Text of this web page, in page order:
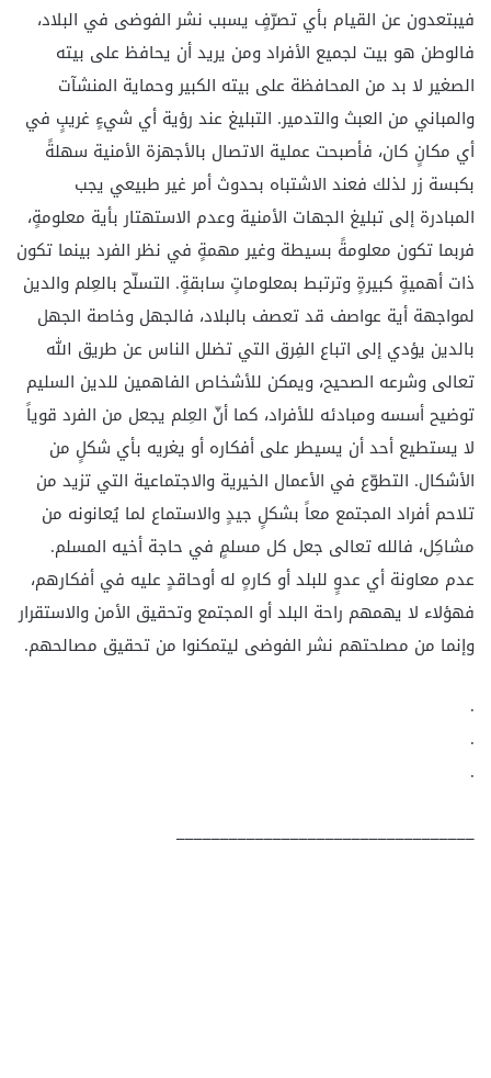
فيبتعدون عن القيام بأي تصرّفٍ يسبب نشر الفوضى في البلاد،
فالوطن هو بيت لجميع الأفراد ومن يريد أن يحافظ على بيته
الصغير لا بد من المحافظة على بيته الكبير وحماية المنشآت
والمباني من العبث والتدمير. التبليغ عند رؤية أي شيءٍ غريبٍ في
أي مكانٍ كان، فأصبحت عملية الاتصال بالأجهزة الأمنية سهلةً
بكبسة زر لذلك فعند الاشتباه بحدوث أمر غير طبيعي يجب
المبادرة إلى تبليغ الجهات الأمنية وعدم الاستهتار بأية معلومةٍ،
فربما تكون معلومةً بسيطة وغير مهمةٍ في نظر الفرد بينما تكون
ذات أهميةٍ كبيرةٍ وترتبط بمعلوماتٍ سابقةٍ. التسلّح بالعِلم والدين
لمواجهة أية عواصف قد تعصف بالبلاد، فالجهل وخاصة الجهل
بالدين يؤدي إلى اتباع الفِرق التي تضلل الناس عن طريق الله
تعالى وشرعه الصحيح، ويمكن للأشخاص الفاهمين للدين السليم
توضيح أسسه ومبادئه للأفراد، كما أنّ العِلم يجعل من الفرد قوياً
لا يستطيع أحد أن يسيطر على أفكاره أو يغريه بأي شكلٍ من
الأشكال. التطوّع في الأعمال الخيرية والاجتماعية التي تزيد من
تلاحم أفراد المجتمع معاً بشكلٍ جيدٍ والاستماع لما يُعانونه من
مشاكِل، فالله تعالى جعل كل مسلمٍ في حاجة أخيه المسلم.
عدم معاونة أي عدوٍ للبلد أو كارهٍ له أوحاقدٍ عليه في أفكارهم،
فهؤلاء لا يهمهم راحة البلد أو المجتمع وتحقيق الأمن والاستقرار
وإنما من مصلحتهم نشر الفوضى ليتمكنوا من تحقيق مصالحهم.
.
.
.
__________________________________